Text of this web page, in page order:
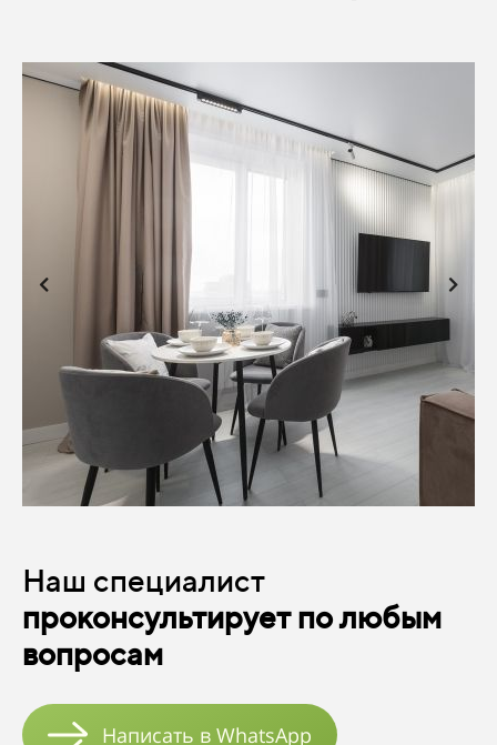
Наш специалист
проконсультирует по любым
вопросам
Написать в WhatsApp